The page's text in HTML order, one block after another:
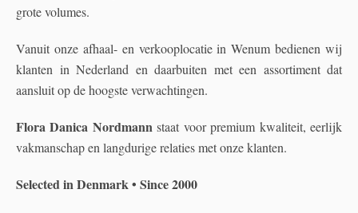
grote volumes.
Vanuit onze afhaal- en verkooplocatie in Wenum bedienen wij
klanten in Nederland en daarbuiten met een assortiment dat
aansluit op de hoogste verwachtingen.
Flora Danica Nordmann staat voor premium kwaliteit, eerlijk
vakmanschap en langdurige relaties met onze klanten.
Selected in Denmark • Since 2000